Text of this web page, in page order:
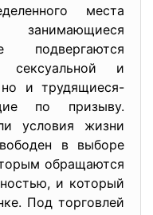
места
подвергаются
сексуальной и
но и трудящиеся-
по призыву.
условия жизни
в выборе
обращаются
и который
Под торговлей